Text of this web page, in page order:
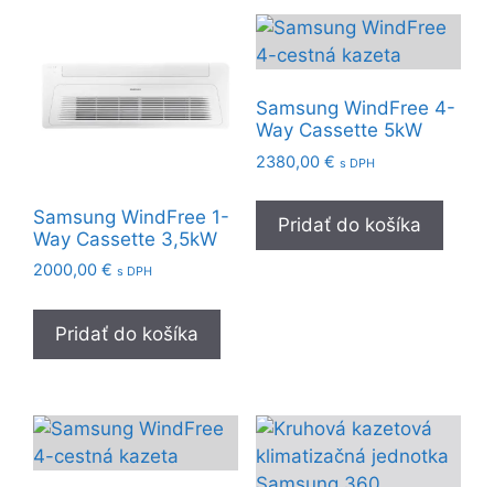
Samsung WindFree 1-
Way Cassette 3,5kW
2000,00 € s DPH
Pridať do košíka
Samsung WindFree 4-
Way Cassette 5kW
2380,00 € s DPH
Pridať do košíka